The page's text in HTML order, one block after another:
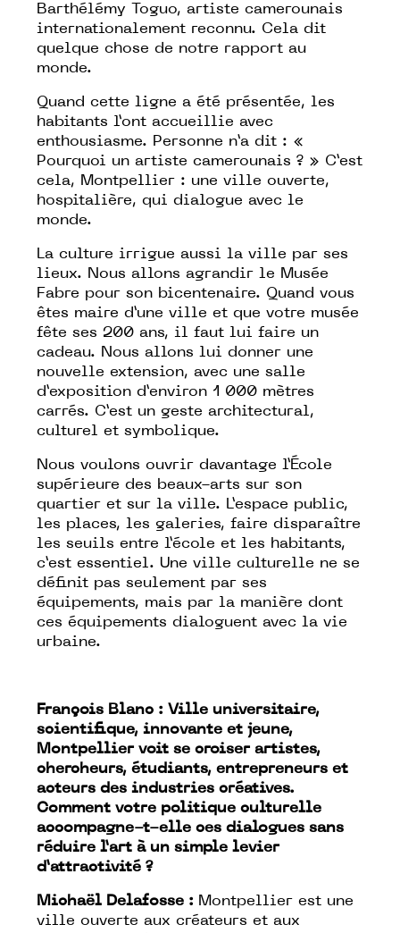
Barthélémy Toguo, artiste camerounais
internationalement reconnu. Cela dit
quelque chose de notre rapport au
monde.
Quand cette ligne a été présentée, les
habitants l’ont accueillie avec
enthousiasme. Personne n’a dit : «
Pourquoi un artiste camerounais ? » C’est
cela, Montpellier : une ville ouverte,
hospitalière, qui dialogue avec le
monde.
La culture irrigue aussi la ville par ses
lieux. Nous allons agrandir le Musée
Fabre pour son bicentenaire. Quand vous
êtes maire d’une ville et que votre musée
fête ses 200 ans, il faut lui faire un
cadeau. Nous allons lui donner une
nouvelle extension, avec une salle
d’exposition d’environ 1 000 mètres
carrés. C’est un geste architectural,
culturel et symbolique.
Nous voulons ouvrir davantage l’École
supérieure des beaux-arts sur son
quartier et sur la ville. L’espace public,
les places, les galeries, faire disparaître
les seuils entre l’école et les habitants,
c’est essentiel. Une ville culturelle ne se
définit pas seulement par ses
équipements, mais par la manière dont
ces équipements dialoguent avec la vie
urbaine.
François Blanc : Ville universitaire,
scientifique, innovante et jeune,
Montpellier voit se croiser artistes,
chercheurs, étudiants, entrepreneurs et
acteurs des industries créatives.
Comment votre politique culturelle
accompagne-t-elle ces dialogues sans
réduire l’art à un simple levier
d’attractivité ?
Michaël Delafosse : Montpellier est une
ville ouverte aux créateurs et aux